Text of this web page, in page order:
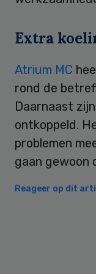
Extra
Atrium MC
rond de
Daarnaast
ontkoppeld.
problemen
gaan gewoon
Reageer op dit